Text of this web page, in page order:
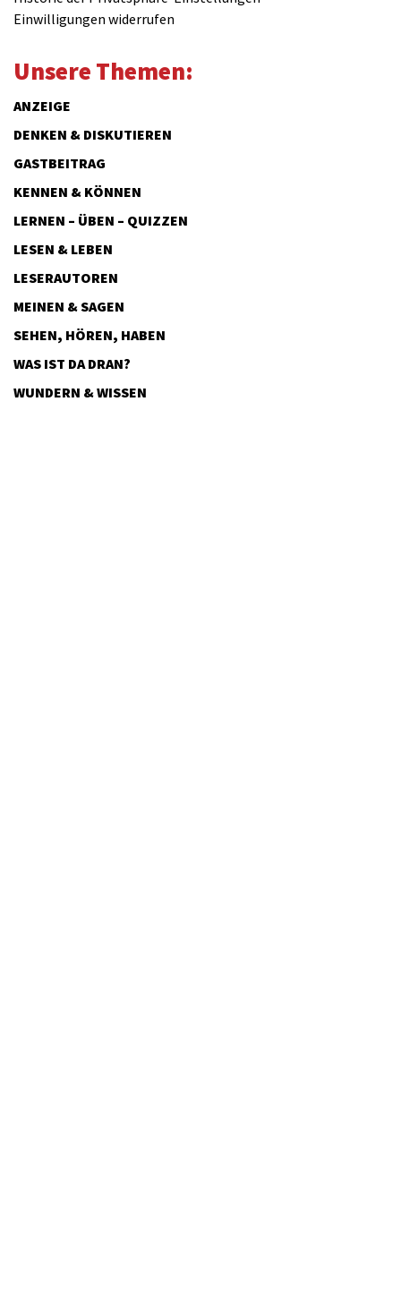
Einwilligungen widerrufen
Unsere Themen:
ANZEIGE
DENKEN & DISKUTIEREN
GASTBEITRAG
KENNEN & KÖNNEN
LERNEN – ÜBEN – QUIZZEN
LESEN & LEBEN
LESERAUTOREN
MEINEN & SAGEN
SEHEN, HÖREN, HABEN
WAS IST DA DRAN?
WUNDERN & WISSEN